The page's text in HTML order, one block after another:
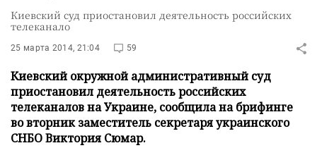
Киевский суд приостановил деятельность российских
телеканало
25 марта 2014, 21:04 59
Киевский окружной административный суд
приостановил деятельность российских
телеканалов на Украине, сообщила на брифинге
во вторник заместитель секретаря украинского
СНБО Виктория Сюмар.